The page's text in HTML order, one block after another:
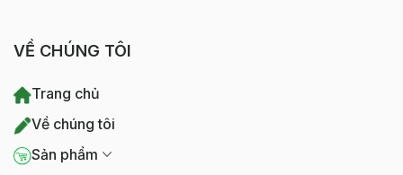
VỀ CHÚNG TÔI
Trang chủ
Về chúng tôi
Sản phẩm